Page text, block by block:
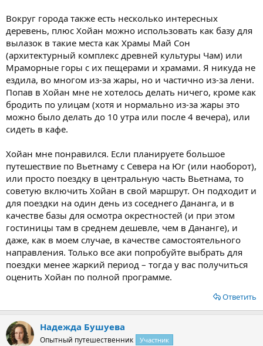
Вокруг города также есть несколько интересных
деревень, плюс Хойан можно использовать как базу для
вылазок в такие места как Храмы Май Сон
(архитектурный комплекс древней культуры Чам) или
Мраморные горы с их пещерами и храмами. Я никуда не
ездила, во многом из-за жары, но и частично из-за лени.
Попав в Хойан мне не хотелось делать ничего, кроме как
бродить по улицам (хотя и нормально из-за жары это
можно было делать до 10 утра или после 4 вечера), или
сидеть в кафе.
Хойан мне понравился. Если планируете большое
путешествие по Вьетнаму с Севера на Юг (или наоборот),
или просто поездку в центральную часть Вьетнама, то
советую включить Хойан в свой маршрут. Он подходит и
для поездки на один день из соседнего Дананга, и в
качестве базы для осмотра окрестностей (и при этом
гостиницы там в среднем дешевле, чем в Дананге), и
даже, как в моем случае, в качестве самостоятельного
направления. Только все аки попробуйте выбрать для
поездки менее жаркий период – тогда у вас получиться
оценить Хойан по полной программе.
Ответить
Надежда Бушуева
Опытный путешественник Участник